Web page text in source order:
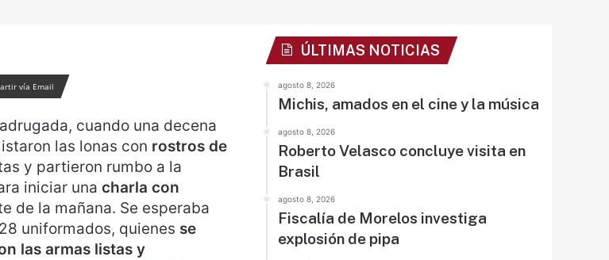
vía Email
cuando una decena
las lonas con rostros de
y partieron rumbo a la
iniciar una charla con
de la mañana. Se esperaba
uniformados, quienes se
las armas listas y
ÚLTIMAS NOTICIAS
agosto 8, 2026
Michis, amados en el cine y la música
agosto 8, 2026
Roberto Velasco concluye visita en
Brasil
agosto 8, 2026
Fiscalía de Morelos investiga
explosión de pipa